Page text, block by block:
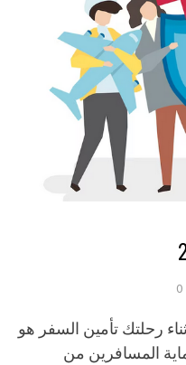
0
رحلتك تأمين السفر هو
المسافرين من